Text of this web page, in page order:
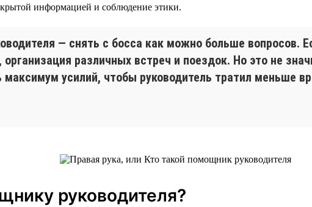
информацией и соблюдение этики.
— снять с босса как можно больше вопросов.
организация различных встреч и поездок. Но это не
усилий, чтобы руководитель тратил меньше
руководителя?